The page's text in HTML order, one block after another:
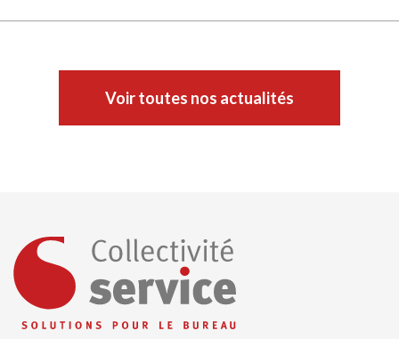
Voir toutes nos actualités